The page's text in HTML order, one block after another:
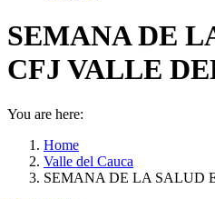
SEMANA DE
CFJ VALLE
You are here:
Home
Valle del Cauca
SEMANA DE LA SALUD